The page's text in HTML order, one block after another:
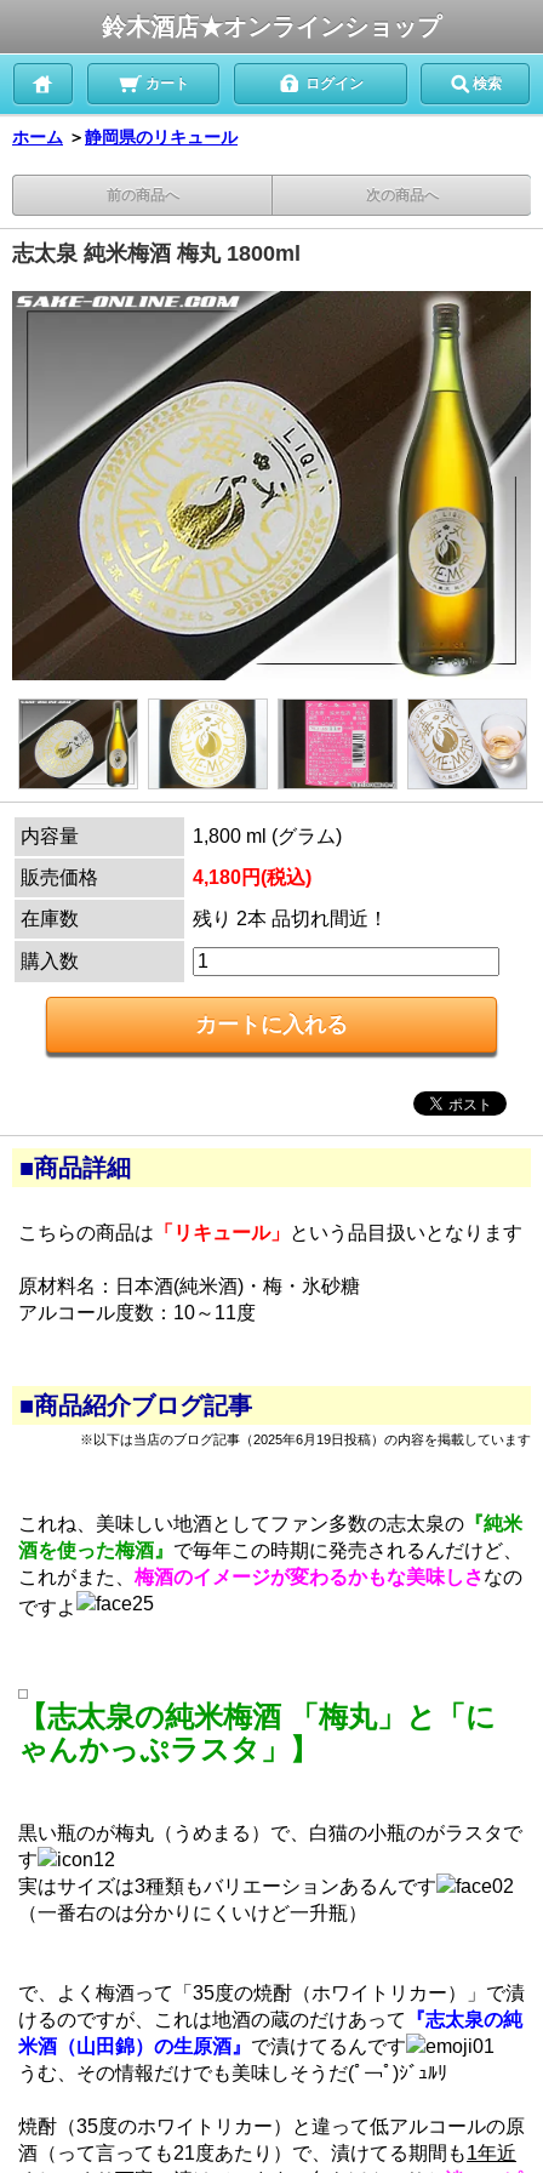
鈴木酒店★オンラインショップ
カート ログイン 検索
ホーム ＞静岡県のリキュール
前の商品へ 次の商品へ
志太泉 純米梅酒 梅丸 1800ml
内容量
1,800 ml (グラム)
販売価格
4,180円(税込)
在庫数
残り 2本 品切れ間近！
購入数
■商品詳細
こちらの商品は 「リキュール」 という品目扱いとなります
原材料名：日本酒(純米酒)・梅・氷砂糖
アルコール度数：10～11度
■商品紹介ブログ記事
※以下は当店のブログ記事（2025年6月19日投稿）の内容を掲載しています
これね、美味しい地酒としてファン多数の志太泉の 『純米
酒を使った梅酒』 で毎年この時期に発売されるんだけど、
これがまた、 梅酒のイメージが変わるかもな美味しさなの
ですよ
【志太泉の純米梅酒 「梅丸」と「に
ゃんかっぷラスタ」】
黒い瓶のが梅丸（うめまる）で、白猫の小瓶のがラスタで
す
実はサイズは3種類もバリエーションあるんです
（一番右のは分かりにくいけど一升瓶）
で、よく梅酒って「35度の焼酎（ホワイトリカー）」で漬
けるのですが、これは地酒の蔵のだけあって
『志太泉の純
米酒（山田錦）の生原酒』 で漬けてるんです
うむ、その情報だけでも美味しそうだ(ﾟ￢ﾟ)ｼﾞｭﾙﾘ
焼酎（35度のホワイトリカー）と違って低アルコールの原
酒（って言っても21度あたり）で、漬けてる期間も1年近